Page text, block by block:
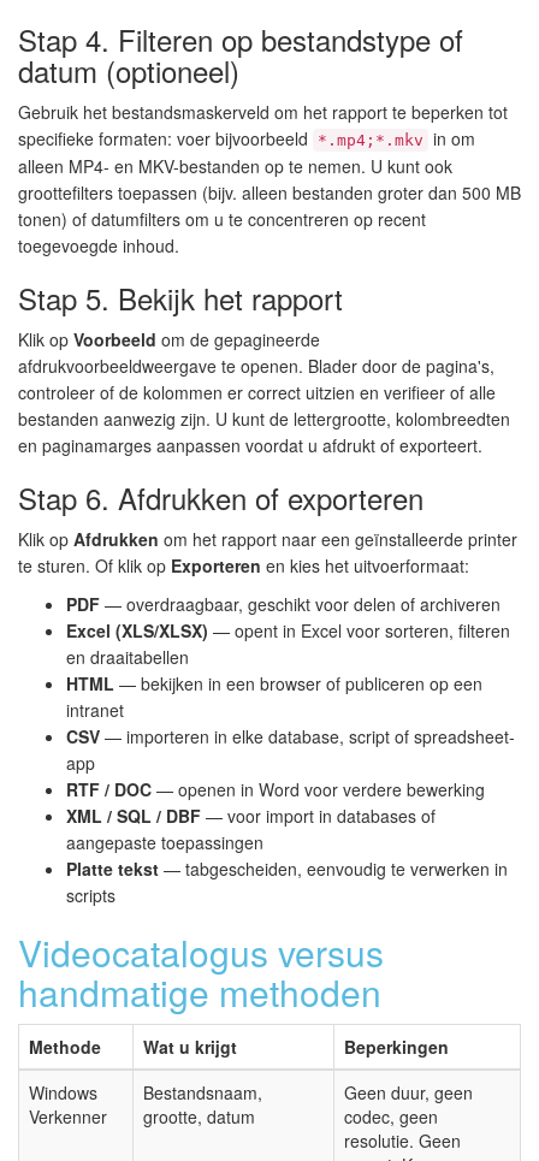
Stap 4. Filteren op bestandstype of
datum (optioneel)
Gebruik het bestandsmaskerveld om het rapport te beperken tot
specifieke formaten: voer bijvoorbeeld
*.mp4;*.mkv in om
alleen MP4- en MKV-bestanden op te nemen. U kunt ook
groottefilters toepassen (bijv. alleen bestanden groter dan 500 MB
tonen) of datumfilters om u te concentreren op recent
toegevoegde inhoud.
Stap 5. Bekijk het rapport
Klik op Voorbeeld om de gepagineerde
afdrukvoorbeeldweergave te openen. Blader door de pagina's,
controleer of de kolommen er correct uitzien en verifieer of alle
bestanden aanwezig zijn. U kunt de lettergrootte, kolombreedten
en paginamarges aanpassen voordat u afdrukt of exporteert.
Stap 6. Afdrukken of exporteren
Klik op Afdrukken om het rapport naar een geïnstalleerde printer
te sturen. Of klik op Exporteren en kies het uitvoerformaat:
PDF — overdraagbaar, geschikt voor delen of archiveren
Excel (XLS/XLSX) — opent in Excel voor sorteren, filteren
en draaitabellen
HTML — bekijken in een browser of publiceren op een
intranet
CSV — importeren in elke database, script of spreadsheet-
app
RTF / DOC — openen in Word voor verdere bewerking
XML / SQL / DBF — voor import in databases of
aangepaste toepassingen
Platte tekst — tabgescheiden, eenvoudig te verwerken in
scripts
Videocatalogus versus
handmatige methoden
Methode Wat u krijgt
Beperkingen
Windows
Verkenner
Bestandsnaam,
grootte, datum
Geen duur, geen
codec, geen
resolutie. Geen